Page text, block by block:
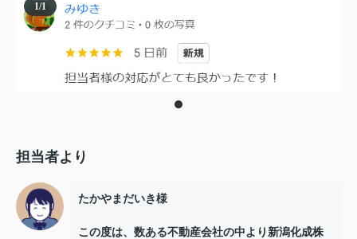
1/1
担当者より
たかやまだいき様
この度は、数ある不動産会社の中より新潟化成株